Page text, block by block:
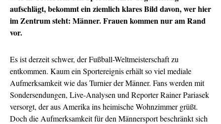
aufschlägt, bekommt ein ziemlich klares Bild davon, wer hier
im Zentrum steht: Männer. Frauen kommen nur am Rand
vor.
Es ist derzeit schwer, der Fußball-Weltmeisterschaft zu
entkommen. Kaum ein Sportereignis erhält so viel mediale
Aufmerksamkeit wie das Turnier der Männer. Fans werden mit
Sondersendungen, Live-Analysen und Reporter Rainer Pariasek
versorgt, der aus Amerika ins heimische Wohnzimmer grüßt.
Doch die Aufmerksamkeit für den Männersport beschränkt sich